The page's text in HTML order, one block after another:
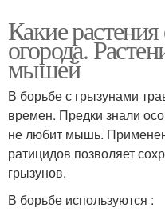
Какие
огорода.
мышей
В борьбе с грызунами
времен. Предки знали
не любит мышь.
ратицидов позволяет
грызунов.
В борьбе используются :